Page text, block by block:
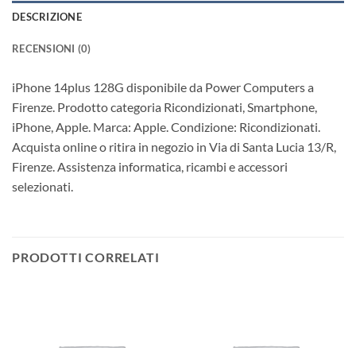
DESCRIZIONE
RECENSIONI (0)
iPhone 14plus 128G disponibile da Power Computers a
Firenze. Prodotto categoria Ricondizionati, Smartphone,
iPhone, Apple. Marca: Apple. Condizione: Ricondizionati.
Acquista online o ritira in negozio in Via di Santa Lucia 13/R,
Firenze. Assistenza informatica, ricambi e accessori
selezionati.
PRODOTTI CORRELATI